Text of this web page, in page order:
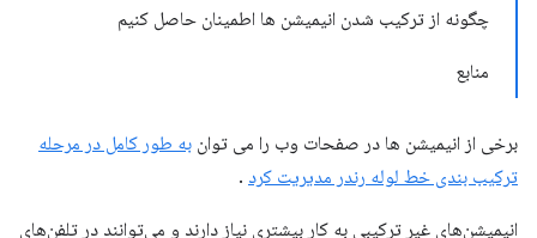
چگونه از ترکیب شدن انیمیشن ها اطمینان حاصل کنیم
منابع
برخی از انیمیشن ها در صفحات وب را می توان به طور کامل در مرحله
ترکیب بندی خط لوله رندر مدیریت کرد .
انیمیشن‌های غیر ترکیبی به کار بیشتری نیاز دارند و می‌توانند در تلفن‌های